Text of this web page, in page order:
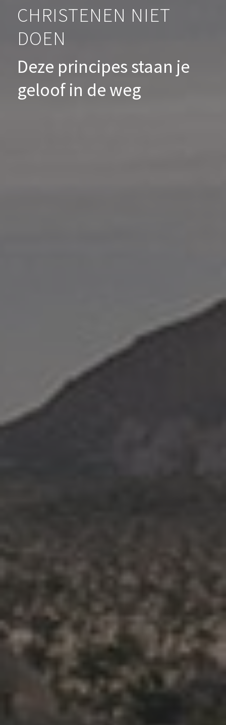
CHRISTENEN NIET
DOEN
Deze principes staan je
geloof in de weg